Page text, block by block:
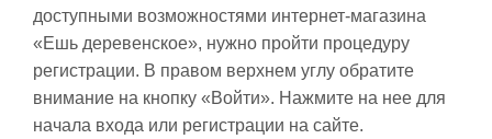
доступными возможностями интернет-магазина
«Ешь деревенское», нужно пройти процедуру
регистрации. В правом верхнем углу обратите
внимание на кнопку «Войти». Нажмите на нее для
начала входа или регистрации на сайте.